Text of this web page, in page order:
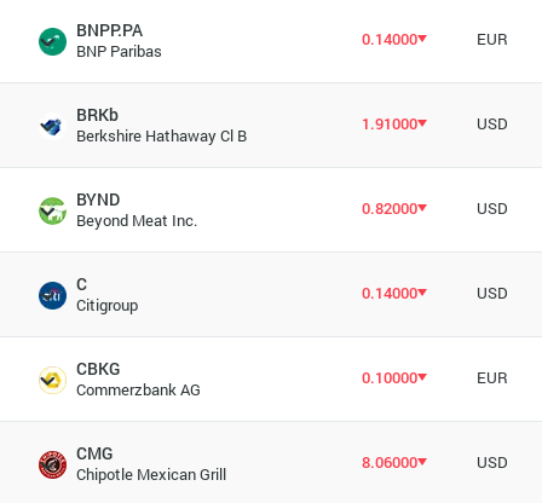
BNPP.PA
BNP Paribas
0.14000 EUR
BRKb
Berkshire Hathaway Cl B
1.91000 USD
BYND
Beyond Meat Inc.
0.82000 USD
C
Citigroup
0.14000 USD
CBKG
Commerzbank AG
0.10000 EUR
CMG
Chipotle Mexican Grill
8.06000 USD